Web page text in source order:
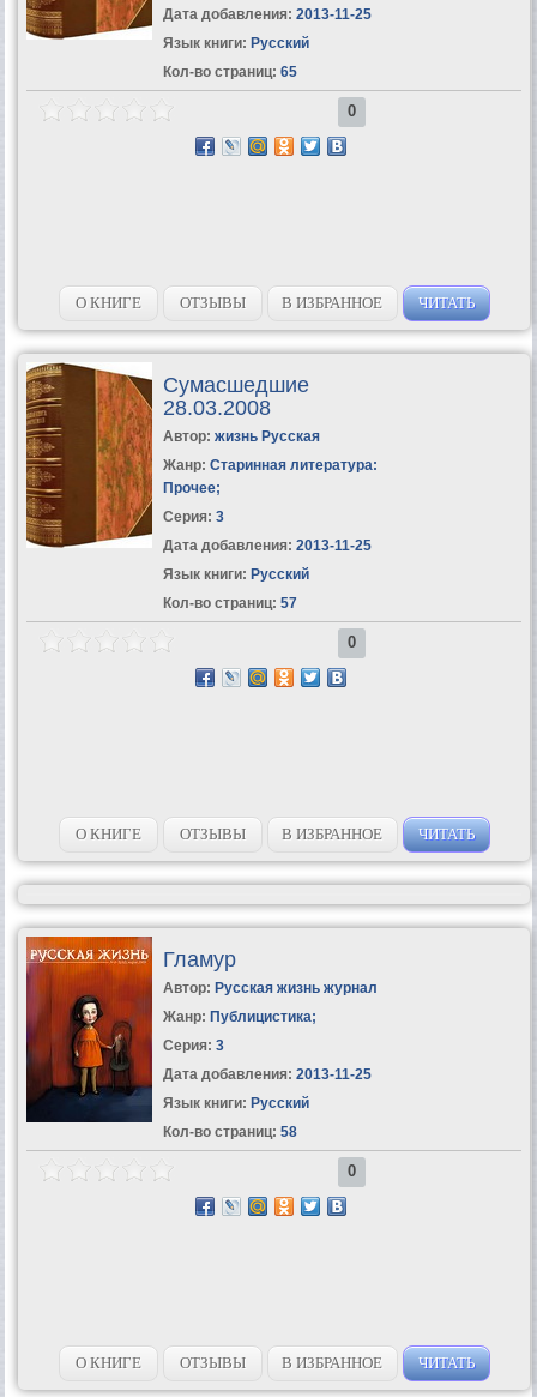
Дата добавления: 2013-11-25
Язык книги: Русский
Кол-во страниц: 65
0
О КНИГЕ ОТЗЫВЫ В ИЗБРАННОЕ ЧИТАТЬ
Сумасшедшие
28.03.2008
Автор: жизнь Русская
Жанр: Старинная литература:
Прочее;
Серия: 3
Дата добавления: 2013-11-25
Язык книги: Русский
Кол-во страниц: 57
0
О КНИГЕ ОТЗЫВЫ В ИЗБРАННОЕ ЧИТАТЬ
Гламур
Автор: Русская жизнь журнал
Жанр: Публицистика;
Серия: 3
Дата добавления: 2013-11-25
Язык книги: Русский
Кол-во страниц: 58
0
О КНИГЕ ОТЗЫВЫ В ИЗБРАННОЕ ЧИТАТЬ